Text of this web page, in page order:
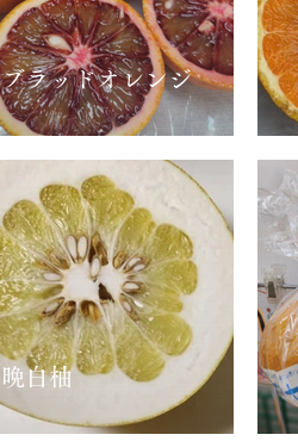
ブラッドオレンジ
晩白柚